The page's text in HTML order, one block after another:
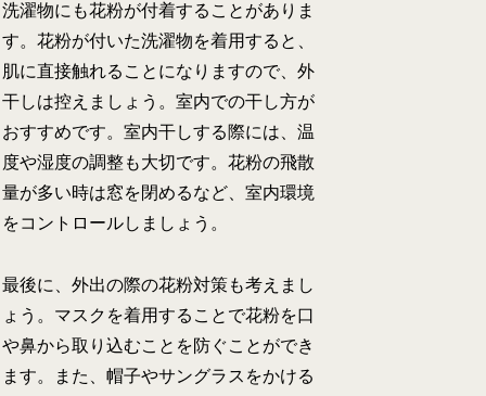
洗濯物にも花粉が付着することがありま
す。花粉が付いた洗濯物を着用すると、
肌に直接触れることになりますので、外
干しは控えましょう。室内での干し方が
おすすめです。室内干しする際には、温
度や湿度の調整も大切です。花粉の飛散
量が多い時は窓を閉めるなど、室内環境
をコントロールしましょう。
最後に、外出の際の花粉対策も考えまし
ょう。マスクを着用することで花粉を口
や鼻から取り込むことを防ぐことができ
ます。また、帽子やサングラスをかける